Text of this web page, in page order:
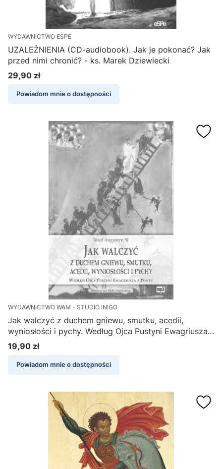
WYDAWNICTWO ESPE
UZALEŻNIENIA (CD-audiobook). Jak je pokonać? Jak
przed nimi chronić? - ks. Marek Dziewiecki
Cena
29,90 zł
Powiadom mnie o dostępności
WYDAWNICTWO WAM - STUDIO INIGO
Jak walczyć z duchem gniewu, smutku, acedii,
wyniosłości i pychy. Według Ojca Pustyni Ewagriusza
z Pontu - Józef Augustyn SJ (płyta MP3)
Cena
19,90 zł
Powiadom mnie o dostępności